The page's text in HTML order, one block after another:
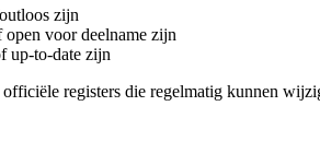
zijn
voor deelname zijn
up-to-date zijn
registers die regelmatig kunnen